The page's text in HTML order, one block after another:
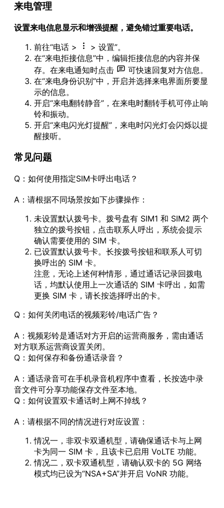
来电管理
设置来电信息显示和增强提醒，避免错过重要电话。
前往“电话 >
> 设置”。
在“来电拒接信息”中，编辑拒接信息的内容并保
存。在来电通知时点击
可快速回复对方信息。
在“来电身份识别”中，开启并选择来电界面所要显
示的信息。
开启“来电翻转静音”，在来电时翻转手机可停止响
铃和振动。
开启“来电闪光灯提醒”，来电时闪光灯会闪烁以提
醒接听。
常见问题
Q：如何使用指定SIM卡呼出电话？
A：请根据不同场景按如下步骤操作：
未设置默认拨号卡。拨号盘有 SIM1 和 SIM2 两个
独立的拨号按钮，点击联系人呼出，系统会提示
确认需要使用的 SIM 卡。
已设置默认拨号卡。长按拨号按钮和联系人可切
换呼出的 SIM 卡。
注意，无论上述何种情形，通过通话记录回拨电
话，均默认使用上一次通话的 SIM 卡呼出，如需
更换 SIM 卡，请长按选择呼出的卡。
Q：如何关闭电话的视频彩铃/电话广告？
A：视频彩铃是通话对方开启的运营商服务，需由通话
对方联系运营商设置关闭。
Q：如何保存和备份通话录音？
A：通话录音可在手机录音机程序中查看，长按选中录
音文件可分享功能保存文件至本地。
Q：如何设置双卡通话时上网不掉线？
A：请根据不同的情况进行对应设置：
情况一，非双卡双通机型，请确保通话卡与上网
卡为同一 SIM 卡，且该卡已启用 VoLTE 功能。
情况二，双卡双通机型，请确认双卡的 5G 网络
模式均已设为“NSA+SA”并开启 VoNR 功能。